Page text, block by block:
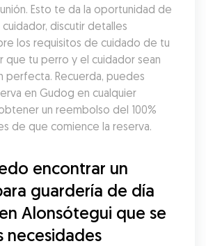
Esto te da la oportunidad de
discutir detalles
los requisitos de cuidado de tu
que tu perro y el cuidador sean
perfecta. Recuerda, puedes
en Gudog en cualquier
un reembolso del 100%
de que comience la reserva.
encontrar un
guardería de día
Alonsótegui que se
necesidades